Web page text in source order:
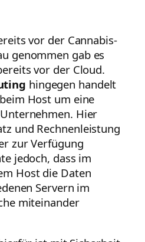
vor der Cannabis-
genommen gab es
vor der Cloud.
hingegen handelt
Host um eine
Hier
und Rechnenleistung
zur Verfügung
jedoch, dass im
Host die Daten
Servern im
miteinander